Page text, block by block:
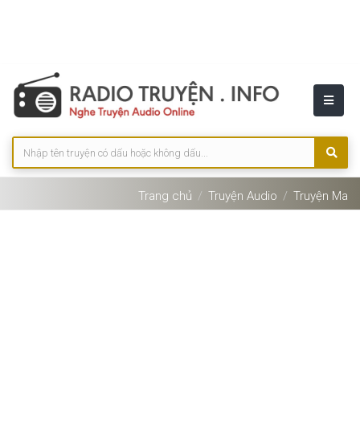
Trang chủ Truyện Audio Truyện Ma